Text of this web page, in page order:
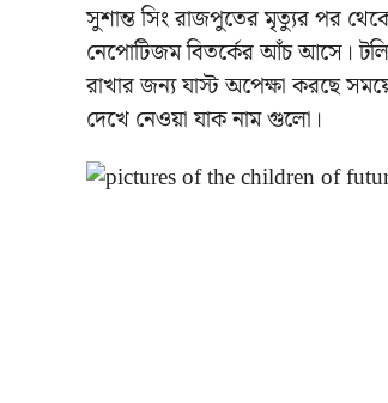
সুশান্ত সিং রাজপুতের মৃত্যুর পর
নেপোটিজম বিতর্কের আঁচ আসে।
রাখার জন্য যাস্ট অপেক্ষা করছে
দেখে নেওয়া যাক নাম গুলো।